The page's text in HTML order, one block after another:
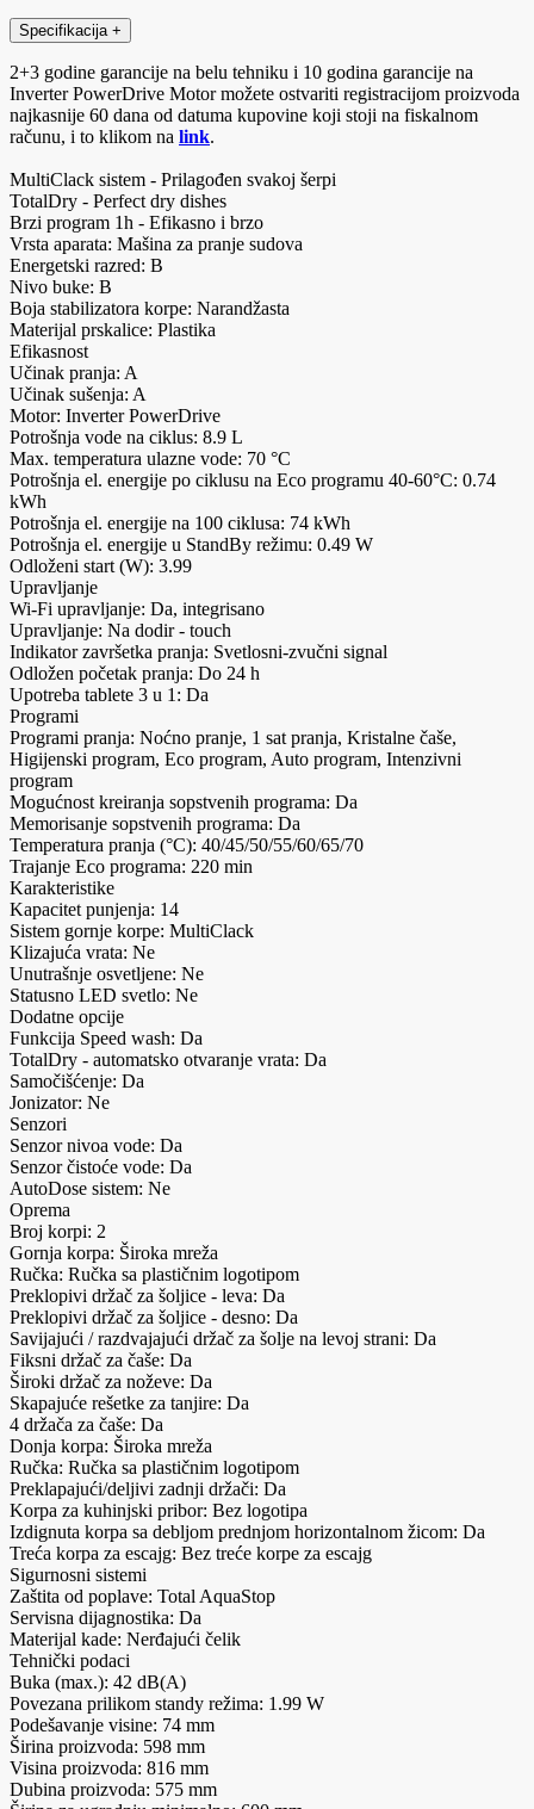
Specifikacija +
2+3 godine garancije na belu tehniku i 10 godina garancije na
Inverter PowerDrive Motor možete ostvariti registracijom proizvoda
najkasnije 60 dana od datuma kupovine koji stoji na fiskalnom
računu, i to klikom na link.
MultiClack sistem - Prilagođen svakoj šerpi
TotalDry - Perfect dry dishes
Brzi program 1h - Efikasno i brzo
Vrsta aparata: Mašina za pranje sudova
Energetski razred: B
Nivo buke: B
Boja stabilizatora korpe: Narandžasta
Materijal prskalice: Plastika
Efikasnost
Učinak pranja: A
Učinak sušenja: A
Motor: Inverter PowerDrive
Potrošnja vode na ciklus: 8.9 L
Max. temperatura ulazne vode: 70 °C
Potrošnja el. energije po ciklusu na Eco programu 40-60°C: 0.74
kWh
Potrošnja el. energije na 100 ciklusa: 74 kWh
Potrošnja el. energije u StandBy režimu: 0.49 W
Odloženi start (W): 3.99
Upravljanje
Wi-Fi upravljanje: Da, integrisano
Upravljanje: Na dodir - touch
Indikator završetka pranja: Svetlosni-zvučni signal
Odložen početak pranja: Do 24 h
Upotreba tablete 3 u 1: Da
Programi
Programi pranja: Noćno pranje, 1 sat pranja, Kristalne čaše,
Higijenski program, Eco program, Auto program, Intenzivni
program
Mogućnost kreiranja sopstvenih programa: Da
Memorisanje sopstvenih programa: Da
Temperatura pranja (°C): 40/45/50/55/60/65/70
Trajanje Eco programa: 220 min
Karakteristike
Kapacitet punjenja: 14
Sistem gornje korpe: MultiClack
Klizajuća vrata: Ne
Unutrašnje osvetljene: Ne
Statusno LED svetlo: Ne
Dodatne opcije
Funkcija Speed wash: Da
TotalDry - automatsko otvaranje vrata: Da
Samočišćenje: Da
Jonizator: Ne
Senzori
Senzor nivoa vode: Da
Senzor čistoće vode: Da
AutoDose sistem: Ne
Oprema
Broj korpi: 2
Gornja korpa: Široka mreža
Ručka: Ručka sa plastičnim logotipom
Preklopivi držač za šoljice - leva: Da
Preklopivi držač za šoljice - desno: Da
Savijajući / razdvajajući držač za šolje na levoj strani: Da
Fiksni držač za čaše: Da
Široki držač za noževe: Da
Skapajuće rešetke za tanjire: Da
4 držača za čaše: Da
Donja korpa: Široka mreža
Ručka: Ručka sa plastičnim logotipom
Preklapajući/deljivi zadnji držači: Da
Korpa za kuhinjski pribor: Bez logotipa
Izdignuta korpa sa debljom prednjom horizontalnom žicom: Da
Treća korpa za escajg: Bez treće korpe za escajg
Sigurnosni sistemi
Zaštita od poplave: Total AquaStop
Servisna dijagnostika: Da
Materijal kade: Nerđajući čelik
Tehnički podaci
Buka (max.): 42 dB(A)
Povezana prilikom standy režima: 1.99 W
Podešavanje visine: 74 mm
Širina proizvoda: 598 mm
Visina proizvoda: 816 mm
Dubina proizvoda: 575 mm